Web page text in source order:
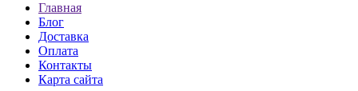
Главная
Блог
Доставка
Оплата
Контакты
Карта сайта